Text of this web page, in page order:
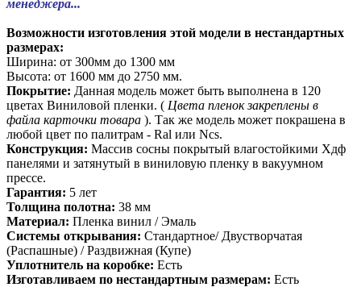
менеджера...
Возможности изготовления этой модели в нестандартных
размерах:
Ширина: от 300мм до 1300 мм
Высота: от 1600 мм до 2750 мм.
Покрытие: Данная модель может быть выполнена в 120
цветах Виниловой пленки. ( Цвета пленок закреплены в
файла карточки товара ). Так же модель может покрашена в
любой цвет по палитрам - Ral или Ncs.
Конструкция: Массив сосны покрытый влагостойкими Хдф
панелями и затянутый в виниловую пленку в вакуумном
прессе.
Гарантия: 5 лет
Толщина полотна: 38 мм
Материал: Пленка винил / Эмаль
Системы открывания: Стандартное/ Двустворчатая
(Распашные) / Раздвижная (Купе)
Уплотнитель на коробке: Есть
Изготавливаем по нестандартным размерам: Есть